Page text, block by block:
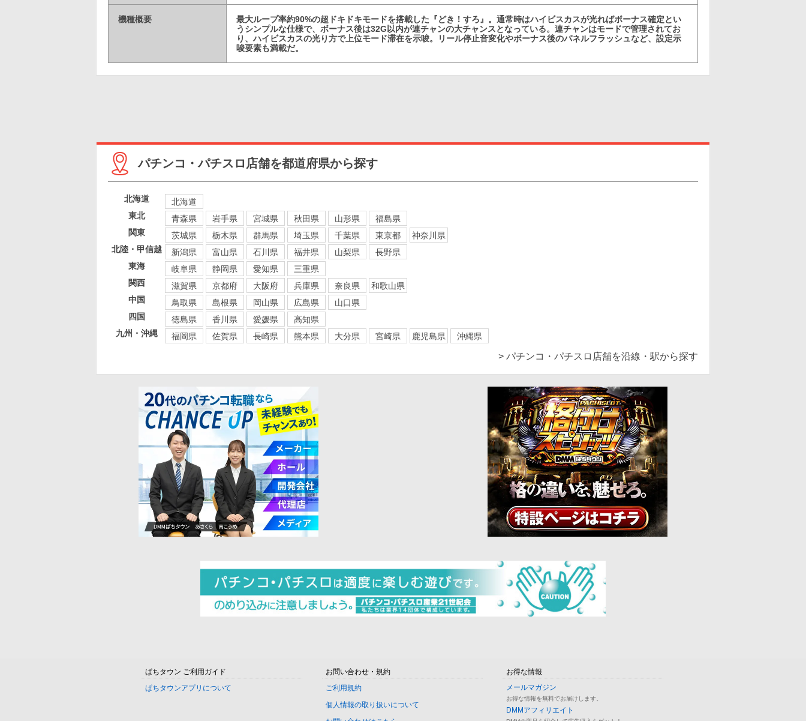
機種概要
最大ループ率約90%の超ドキドキモードを搭載した『どき！すろ』。通常時はハイビスカスが光ればボーナス確定とい
うシンプルな仕様で、ボーナス後は32G以内が連チャンの大チャンスとなっている。連チャンはモードで管理されてお
り、ハイビスカスの光り方で上位モード滞在を示唆。リール停止音変化やボーナス後のパネルフラッシュなど、設定示
唆要素も満載だ。
パチンコ・パチスロ店舗を都道府県から探す
北海道
北海道
東北
青森県 岩手県 宮城県 秋田県 山形県
福島県
関東
茨城県 栃木県 群馬県 埼玉県 千葉県 東京都
神奈川県
北陸・甲信越
新潟県 富山県 石川県 福井県 山梨県
長野県
東海
岐阜県 静岡県 愛知県
三重県
関西
滋賀県 京都府 大阪府 兵庫県 奈良県
和歌山県
中国
鳥取県 島根県 岡山県 広島県
山口県
四国
徳島県 香川県 愛媛県
高知県
九州・沖縄
福岡県 佐賀県 長崎県 熊本県 大分県 宮崎県 鹿児島県 沖縄県
> パチンコ・パチスロ店舗を沿線・駅から探す
ぱちタウン ご利用ガイド
ぱちタウンアプリについて
お問い合わせ・規約
ご利用規約
個人情報の取り扱いについて
お得な情報
メールマガジン
お得な情報を無料でお届けします。
DMMアフィリエイト